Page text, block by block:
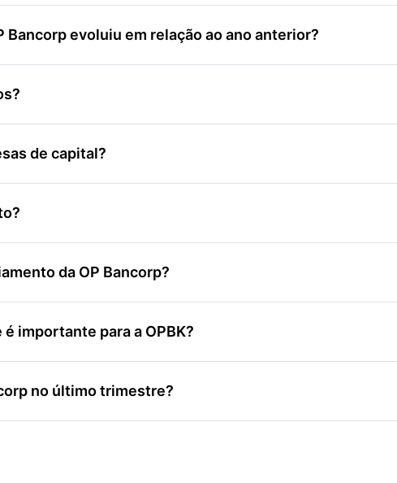
Bancorp evoluiu em relação ao ano anterior?
de capital?
da OP Bancorp?
importante para a OPBK?
no último trimestre?